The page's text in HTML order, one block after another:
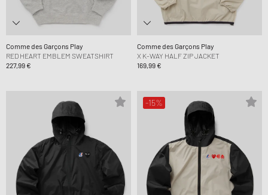
Comme des Garçons Play
RED HEART EMBLEM SWEATSHIRT
227,99 €
Comme des Garçons Play
X K-WAY HALF ZIP JACKET
169,99 €
-15%